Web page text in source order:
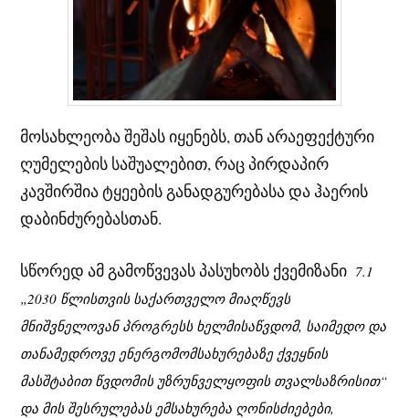
მოსახლეობა შეშას იყენებს, თან არაეფექტური
ღუმელების საშუალებით, რაც პირდაპირ
კავშირშია ტყეების განადგურებასა და ჰაერის
დაბინძურებასთან.
სწორედ ამ გამოწვევას პასუხობს ქვემიზანი 7.1
„2030 წლისთვის საქართველო მიაღწევს
მნიშვნელოვან პროგრესს ხელმისაწვდომ, საიმედო და
თანამედროვე ენერგომომსახურებაზე ქვეყნის
მასშტაბით წვდომის უზრუნველყოფის თვალსაზრისით“
და მის შესრულებას ემსახურება ღონისძიებები,